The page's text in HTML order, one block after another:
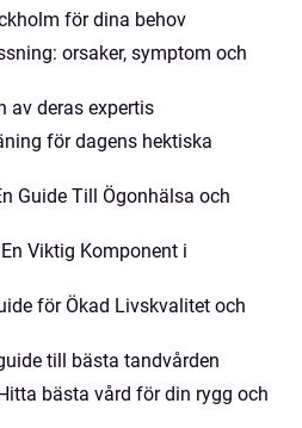
för dina behov
orsaker, symptom och
av deras expertis
för dagens hektiska
Guide Till Ögonhälsa och
Viktig Komponent i
för Ökad Livskvalitet och
till bästa tandvården
bästa vård för din rygg och